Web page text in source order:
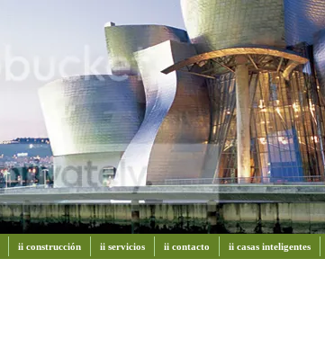
ii construcción ii servicios ii contacto ii casas inteligentes